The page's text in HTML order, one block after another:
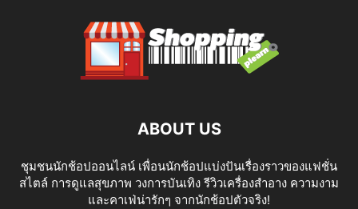
ABOUT US
ชุมชนนักช้อปออนไลน์ เพื่อนนักช้อปแบ่งปันเรื่องราวของแฟชั่น
สไตล์ การดูแลสุขภาพ วงการบันเทิง รีวิวเครื่องสำอาง ความงาม
และคาเฟ่น่ารักๆ จากนักช้อปตัวจริง!